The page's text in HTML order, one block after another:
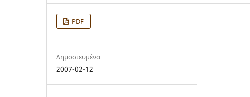
PDF
Δημοσιευμένα
2007-02-12